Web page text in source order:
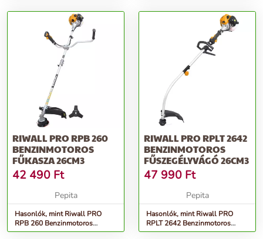
RIWALL PRO RPB 260
BENZINMOTOROS
FŰKASZA 26CM3
42 490 Ft
Pepita
Hasonlók, mint Riwall PRO
RPB 260 Benzinmotoros
Fűkasza 26cm3
RIWALL PRO RPLT 2642
BENZINMOTOROS
FŰSZEGÉLYVÁGÓ 26CM3
47 990 Ft
Pepita
Hasonlók, mint Riwall PRO
RPLT 2642 Benzinmotoros
Fűszegélyvágó 26cm3